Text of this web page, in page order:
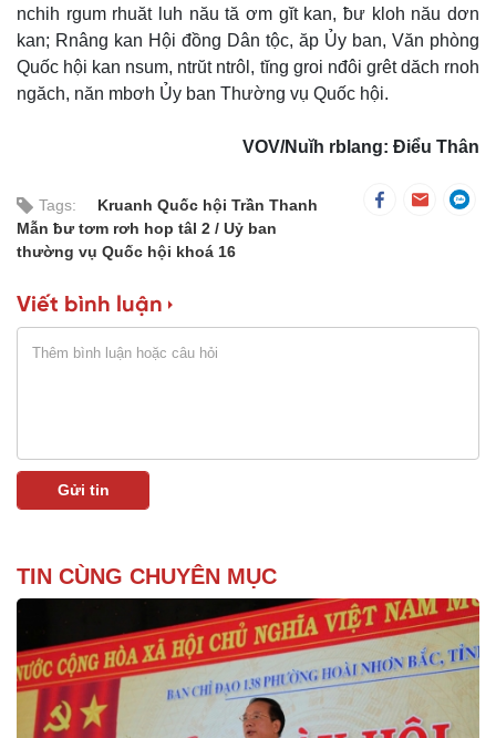
nchih rgum rhuăt luh nău tă ơm gĭt kan, ƀư kloh nău dơn
kan; Rnâng kan Hội đồng Dân tộc, ăp Ủy ban, Văn phòng
Quốc hội kan nsum, ntrŭt ntrôl, tĭng groi nđôi grêt dăch rnoh
ngăch, năn mbơh Ủy ban Thường vụ Quốc hội.
VOV/Nuĭh rblang: Điểu Thân
Tags:
Kruanh Quốc hội Trần Thanh
Mẫn ƀư tơm rơh hop tâl 2
Uỷ ban
thường vụ Quốc hội khoá 16
Viết bình luận
TIN CÙNG CHUYÊN MỤC